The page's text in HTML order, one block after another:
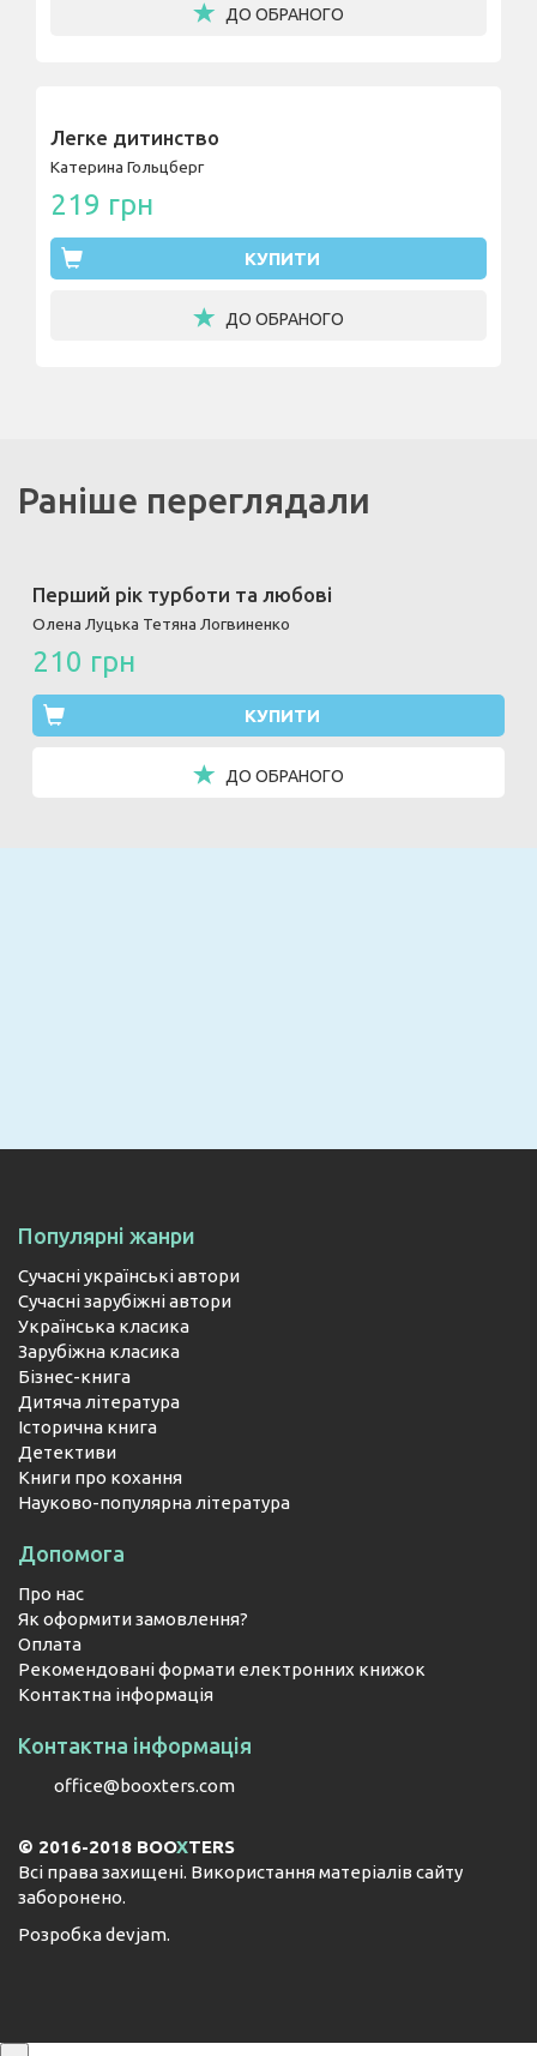
ДО ОБРАНОГО
Легке дитинство
Катерина Гольцберг
219 грн
КУПИТИ
ДО ОБРАНОГО
Раніше переглядали
Перший рік турботи та любові
Олена Луцька Тетяна Логвиненко
210 грн
КУПИТИ
ДО ОБРАНОГО
Популярні жанри
Сучасні українські автори
Сучасні зарубіжні автори
Українська класика
Зарубіжна класика
Бізнес-книга
Дитяча література
Історична книга
Детективи
Книги про кохання
Науково-популярна література
Допомога
Про нас
Як оформити замовлення?
Оплата
Рекомендовані формати електронних книжок
Контактна інформація
Контактна інформація
office@booxters.com
© 2016-2018 BOOXTERS
Всі права захищені. Використання матеріалів сайту
заборонено.
Розробкаdevjam.